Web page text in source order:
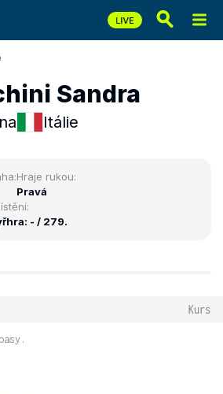
Sandra
Itálie
Hraje rukou:
Pravá
- / 279.
Kurs